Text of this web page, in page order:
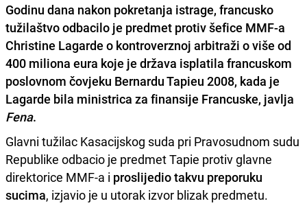
Godinu dana nakon pokretanja istrage, francusko
tužilaštvo odbacilo je predmet protiv šefice MMF-a
Christine Lagarde o kontroverznoj arbitraži o više od
400 miliona eura koje je država isplatila francuskom
poslovnom čovjeku Bernardu Tapieu 2008, kada je
Lagarde bila ministrica za finansije Francuske, javlja
Fena.
Glavni tužilac Kasacijskog suda pri Pravosudnom sudu
Republike odbacio je predmet Tapie protiv glavne
direktorice MMF-a i proslijedio takvu preporuku
sucima, izjavio je u utorak izvor blizak predmetu.